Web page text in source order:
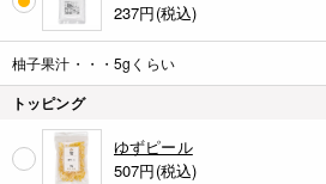
237円(税込)
柚子果汁・・・5gくらい
トッピング
ゆずピール
507円(税込)